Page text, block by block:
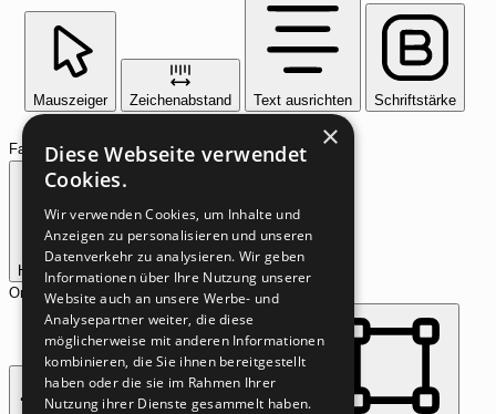
Mauszeiger Zeichenabstand Text ausrichten Schriftstärke
Farbmodule
Heller Kontrast Hoher Kontrast
Einfarbig
Orientierungsmodule
×
Diese Webseite verwendet
Cookies.
Wir verwenden Cookies, um Inhalte und
Anzeigen zu personalisieren und unseren
Datenverkehr zu analysieren. Wir geben
Informationen über Ihre Nutzung unserer
Website auch an unsere Werbe- und
Analysepartner weiter, die diese
möglicherweise mit anderen Informationen
kombinieren, die Sie ihnen bereitgestellt
haben oder die sie im Rahmen Ihrer
Nutzung ihrer Dienste gesammelt haben.